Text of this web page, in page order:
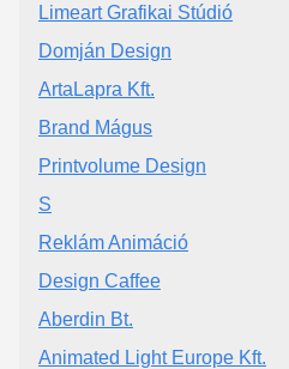
Limeart Grafikai Stúdió
Domján Design
ArtaLapra Kft.
Brand Mágus
Printvolume Design
S
Reklám Animáció
Design Caffee
Aberdin Bt.
Animated Light Europe Kft.